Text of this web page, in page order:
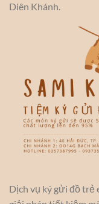
Diên Khánh.
Dịch vụ ký gửi đồ trẻ